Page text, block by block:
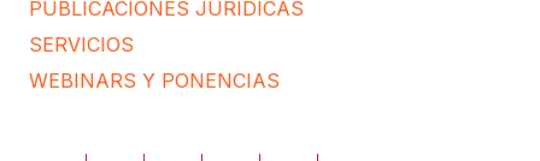
PUBLICACIONES JURÍDICAS
SERVICIOS
WEBINARS Y PONENCIAS